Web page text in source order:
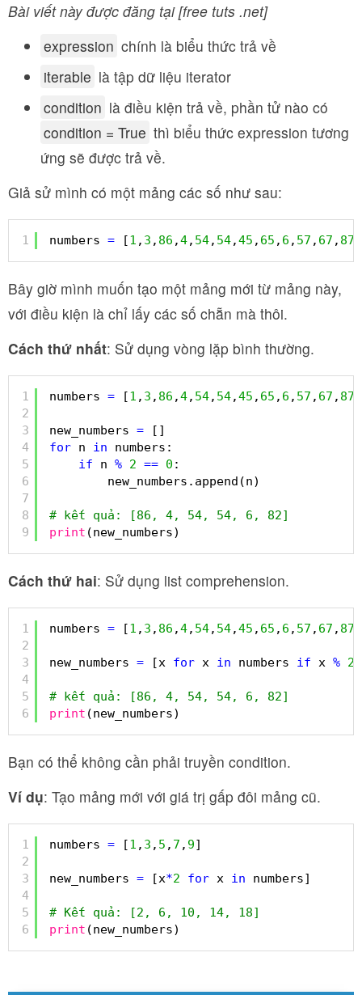
Bài viết này được đăng tại [free tuts .net]
expression chính là biểu thức trả về
iterable là tập dữ liệu iterator
condition là điều kiện trả về, phần tử nào có
condition = True thì biểu thức expression tương
ứng sẽ được trả về.
Giả sử mình có một mảng các số như sau:
1 numbers = [1 , 3 , 86 ,4, 54, 54,45 , 65 , 6 , 57 , 67 , 87
Bây giờ mình muốn tạo một mảng mới từ mảng này,
với điều kiện là chỉ lấy các số chẵn mà thôi.
Cách thứ nhất: Sử dụng vòng lặp bình thường.
1
2
3
4
5
6
7
8
9
numbers = [1 , 3 , 86 ,4, 54, 54,45 , 65 , 6 , 57 , 67 , 87
new_numbers =
[]
for n in
numbers:
if
n % 2 == 0 :
new_numbers.append(n)
# kết quả: [86, 4, 54, 54, 6, 82]
print (new_numbers)
Cách thứ hai: Sử dụng list comprehension.
1
2
3
4
5
6
numbers = [1 , 3 , 86 ,4, 54, 54,45 , 65 , 6 , 57 , 67 , 87
new_numbers = [x for x in numbers if x % 2
# kết quả: [86, 4, 54, 54, 6, 82]
print (new_numbers)
Bạn có thể không cần phải truyền condition.
Ví dụ: Tạo mảng mới với giá trị gấp đôi mảng cũ.
1
2
3
4
5
6
numbers = [1 , 3 , 5 , 7 , 9]
new_numbers = [x*2 for x in numbers]
# Kết quả: [2, 6, 10, 14, 18]
print (new_numbers)